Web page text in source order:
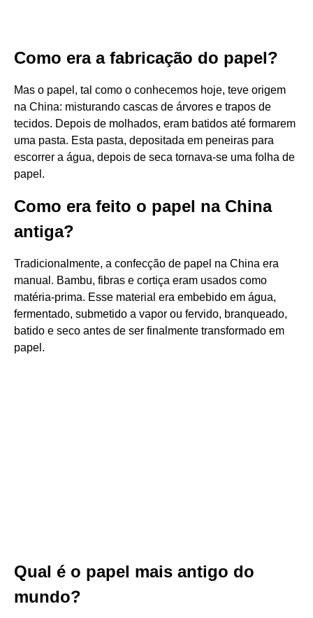
Como era a fabricação do papel?
Mas o papel, tal como o conhecemos hoje, teve origem
na China: misturando cascas de árvores e trapos de
tecidos. Depois de molhados, eram batidos até formarem
uma pasta. Esta pasta, depositada em peneiras para
escorrer a água, depois de seca tornava-se uma folha de
papel.
Como era feito o papel na China
antiga?
Tradicionalmente, a confecção de papel na China era
manual. Bambu, fibras e cortiça eram usados como
matéria-prima. Esse material era embebido em água,
fermentado, submetido a vapor ou fervido, branqueado,
batido e seco antes de ser finalmente transformado em
papel.
Qual é o papel mais antigo do
mundo?